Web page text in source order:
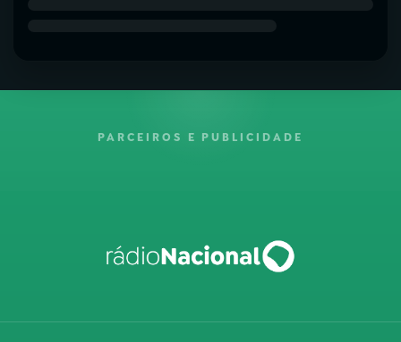
PARCEIROS E PUBLICIDADE